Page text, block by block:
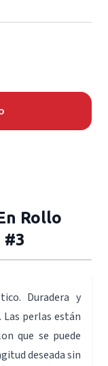
Rollo
#3
Duradera y
perlas están
que se puede
deseada sin